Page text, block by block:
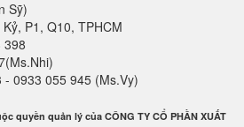
Sỹ)
P1, Q10, TPHCM
398
- 0933 055 945 (Ms.Vy)
quyền quản lý của CÔNG TY CỔ PHẦN XUẤT